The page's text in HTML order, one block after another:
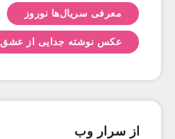
معرفی سریال‌ها نوروز
عکس نوشته جدایی از عشق
از سرار وب